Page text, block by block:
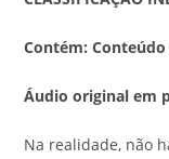
Contém:
Áudio original em
Na realidade, não